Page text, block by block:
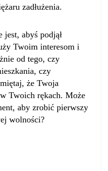
zadłużenia.
jest, abyś podjął
Twoim interesom i
od tego, czy
czy
że Twoja
Twoich rękach. Może
aby zrobić pierwszy
wolności?